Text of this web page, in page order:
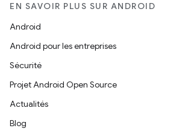
EN SAVOIR PLUS SUR ANDROID
Android
Android pour les entreprises
Sécurité
Projet Android Open Source
Actualités
Blog